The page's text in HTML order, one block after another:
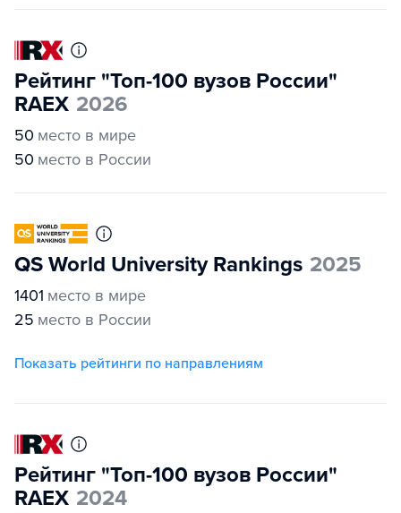
Рейтинг "Топ-100 вузов России"
RAEX 2026
50 место в мире
50 место в России
QS World University Rankings 2025
1401 место в мире
25 место в России
Показать рейтинги по направлениям
Рейтинг "Топ-100 вузов России"
RAEX 2024